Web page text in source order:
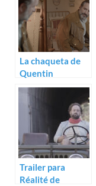
La chaqueta de
Quentin
Dupieux: Trailer
para Le daim
Trailer para
Réalité de